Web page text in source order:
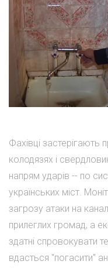
Фахівці
колодязях і
напрям ударів -- по
українських міст.
загрозу атаки на
прилеглих громад, а
здатні спровокувати
вдасться "погасити"